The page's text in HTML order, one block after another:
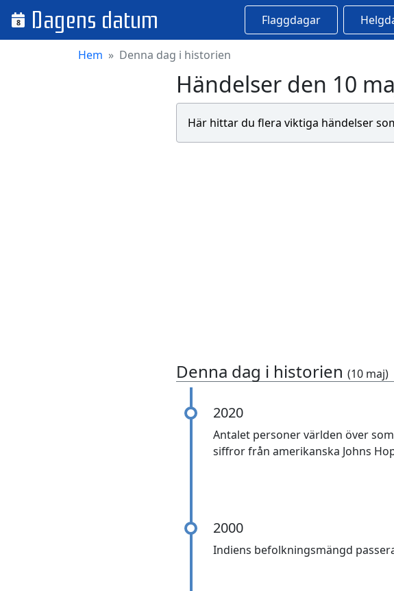
8 Dagens datum Flaggdagar
Hem Denna dag i historien
Händelser den 10
Här hittar du flera viktiga händelser
Denna dag i historien (10 maj)
2020
Antalet personer världen över
siffror från amerikanska Johns
2000
Indiens befolkningsmängd